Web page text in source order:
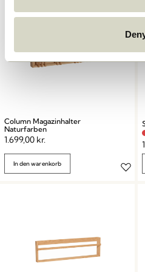
Column Magazinhalter
Naturfarben
1.699,00 kr.
In den warenkorb